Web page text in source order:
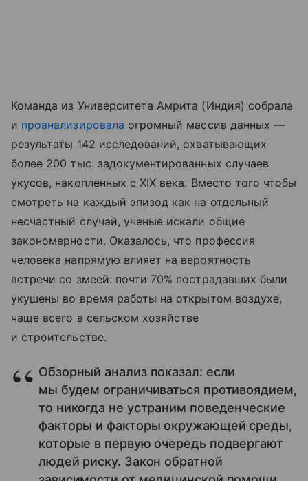
Команда из Университета Амрита (Индия) собрала
и проанализировала огромный массив данных —
результаты 142 исследований, охватывающих
более 200 тыс. задокументированных случаев
укусов, накопленных с XIX века. Вместо того чтобы
смотреть на каждый эпизод как на отдельный
несчастный случай, ученые искали общие
закономерности. Оказалось, что профессия
человека напрямую влияет на вероятность
встречи со змеей: почти 70% пострадавших были
укушены во время работы на открытом воздухе,
чаще всего в сельском хозяйстве
и строительстве.
Обзорный анализ показал: если
мы будем ограничиваться противоядием,
то никогда не устраним поведенческие
факторы и факторы окружающей среды,
которые в первую очередь подвергают
людей риску. Закон обратной